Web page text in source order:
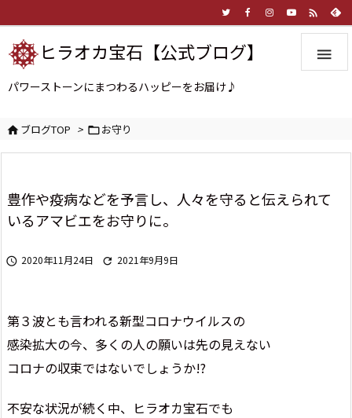


ヒラオカ宝石【公式ブログ】
パワーストーンにまつわるハッピーをお届け♪
ブログTOP > お守り
豊作や疫病などを予言し、人々を守ると伝えられて
いるアマビエをお守りに。
 2020年11月24日  2021年9月9日
第３波とも言われる新型コロナウイルスの
感染拡大の今、多くの人の願いは先の見えない
コロナの収束ではないでしょうか!?
不安な状況が続く中、ヒラオカ宝石でも